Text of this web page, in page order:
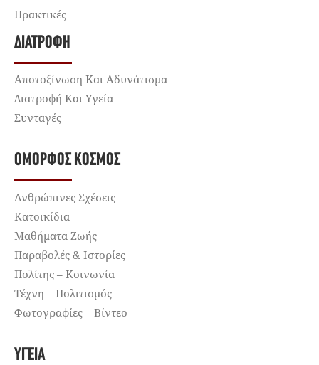
Πρακτικές
ΔΙΑΤΡΟΦΉ
Αποτοξίνωση Και Αδυνάτισμα
Διατροφή Και Υγεία
Συνταγές
ΌΜΟΡΦΟΣ ΚΌΣΜΟΣ
Ανθρώπινες Σχέσεις
Κατοικίδια
Μαθήματα Ζωής
Παραβολές & Ιστορίες
Πολίτης – Κοινωνία
Τέχνη – Πολιτισμός
Φωτογραφίες – Βίντεο
ΥΓΕΊΑ